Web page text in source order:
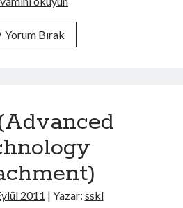
M
,
M
A
,
U
Yorum Bırak
2011 | Yazar: sskl